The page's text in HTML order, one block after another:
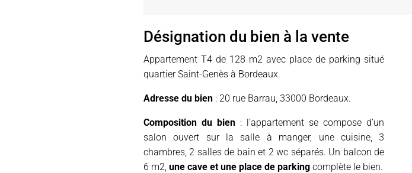
Désignation du bien à la vente
Appartement T4 de 128 m2 avec place de parking situé
quartier Saint-Genès à Bordeaux.
Adresse du bien: 20 rue Barrau, 33000 Bordeaux.
Composition du bien : l’appartement se compose d’un
salon ouvert sur la salle à manger, une cuisine, 3
chambres, 2 salles de bain et 2 wc séparés. Un balcon de
6 m2, une cave et une place de parkingcomplète le bien.